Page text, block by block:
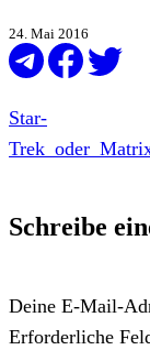
24. Mai 2016
Star-
Schreibe
Deine E-Mail-
Erforderliche